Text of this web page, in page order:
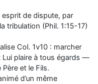
de dispute, par
tribulation (Phil. 1:15-17)
Col. 1v10 : marcher
Lui plaire à tous égards —
et le Fils.
d’un même